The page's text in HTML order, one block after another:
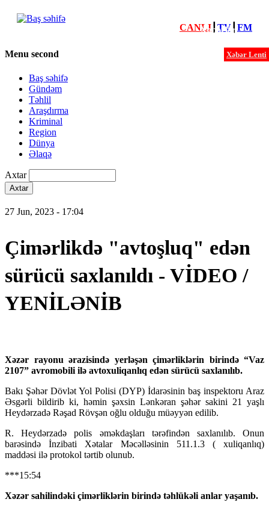
Xəbərlər
Xəbər Lenti
CANLI┃ TV┃ FM
Menu second
Baş səhifə
Gündəm
Təhlil
Araşdırma
Kriminal
Region
Dünya
Əlaqə
Axtar
27 Jun, 2023 - 17:04
Çimərlikdə "avtoşluq" edən
sürücü saxlanıldı - VİDEO /
YENİLƏNİB
Xəzər rayonu ərazisində yerləşən çimərliklərin birində “Vaz
2107” avromobili ilə avtoxuliqanlıq edən sürücü saxlanılıb.
Bakı Şəhər Dövlət Yol Polisi (DYP) İdarəsinin baş inspektoru Araz
Əsgərli bildirib ki, həmin şəxsin Lənkəran şəhər sakini 21 yaşlı
Heydərzadə Rəşad Rövşən oğlu olduğu müəyyən edilib.
R. Heydərzadə polis əməkdaşları tərəfindən saxlanılıb. Onun
barəsində İnzibati Xətalar Məcəlləsinin 511.1.3 ( xuliqanlıq)
maddəsi ilə protokol tərtib olunub.
***15:54
Xəzər sahilindəki çimərliklərin birində təhlükəli anlar yaşanıb.